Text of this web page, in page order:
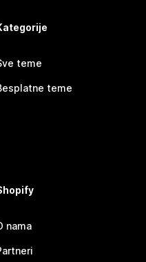
teme
teme
nama